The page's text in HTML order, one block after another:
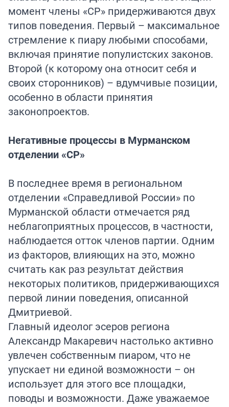
момент члены «СР» придерживаются двух
типов поведения. Первый – максимальное
стремление к пиару любыми способами,
включая принятие популистских законов.
Второй (к которому она относит себя и
своих сторонников) – вдумчивые позиции,
особенно в области принятия
законопроектов.
Негативные процессы в Мурманском
отделении «СР»
В последнее время в региональном
отделении «Справедливой России» по
Мурманской области отмечается ряд
неблагоприятных процессов, в частности,
наблюдается отток членов партии. Одним
из факторов, влияющих на это, можно
считать как раз результат действия
некоторых политиков, придерживающихся
первой линии поведения, описанной
Дмитриевой.
Главный идеолог эсеров региона
Александр Макаревич настолько активно
увлечен собственным пиаром, что не
упускает ни единой возможности – он
использует для этого все площадки,
поводы и возможности. Даже уважаемое